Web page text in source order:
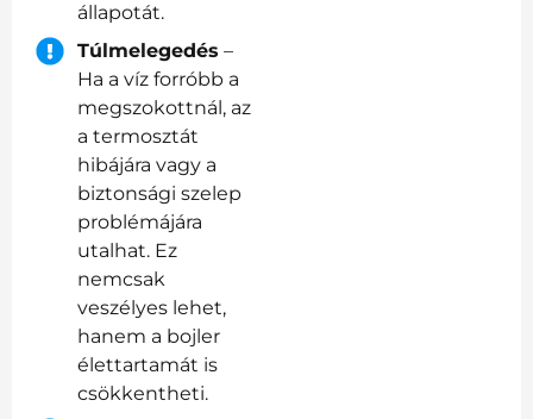
állapotát.
Túlmelegedés –
Ha a víz forróbb a
megszokottnál, az
a termosztát
hibájára vagy a
biztonsági szelep
problémájára
utalhat. Ez
nemcsak
veszélyes lehet,
hanem a bojler
élettartamát is
csökkentheti.